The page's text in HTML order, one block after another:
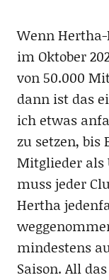
Wenn
im Oktober
von 50.000
dann ist das
ich etwas
zu setzen, bis
Mitglieder als
muss jeder
Hertha
mindestens
Saison. All